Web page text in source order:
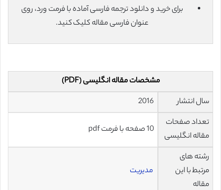
برای خرید و دانلود ترجمه فارسی آماده با فرمت ورد، روی
عنوان فارسی مقاله کلیک کنید.
مشخصات مقاله انگلیسی (PDF)
سال انتشار
2016
تعداد صفحات
مقاله انگلیسی
10 صفحه با فرمت pdf
رشته های
مرتبط با این
مقاله
مدیریت